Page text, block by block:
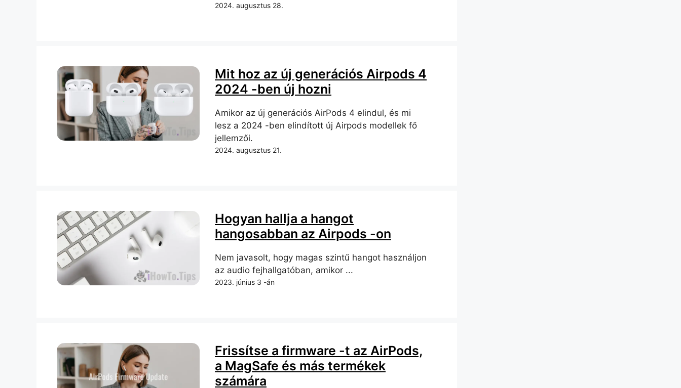
2024. augusztus 28.
Mit hoz az új generációs Airpods 4
2024 -ben új hozni
Amikor az új generációs AirPods 4 elindul, és mi
lesz a 2024 -ben elindított új Airpods modellek fő
jellemzői.
2024. augusztus 21.
Hogyan hallja a hangot
hangosabban az Airpods -on
Nem javasolt, hogy magas szintű hangot használjon
az audio fejhallgatóban, amikor ...
2023. június 3 -án
Frissítse a firmware -t az AirPods,
a MagSafe és más termékek
számára